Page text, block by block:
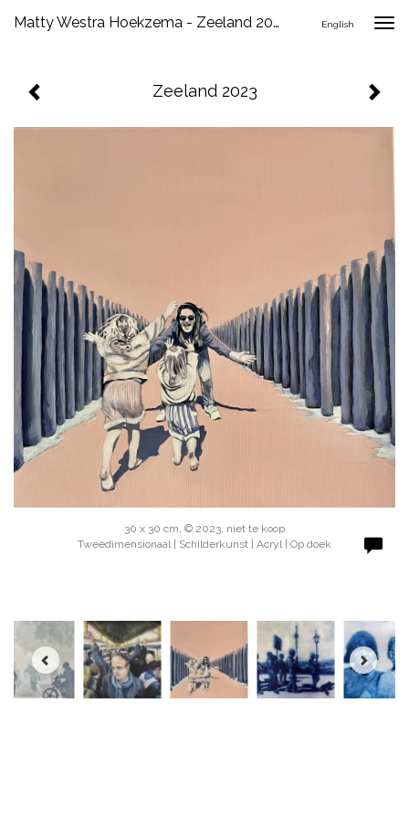
Matty Westra Hoekzema - Zeeland 2023 English
Zeeland 2023
30 x 30 cm, © 2023, niet te koop
Tweedimensionaal | Schilderkunst | Acryl | Op doek